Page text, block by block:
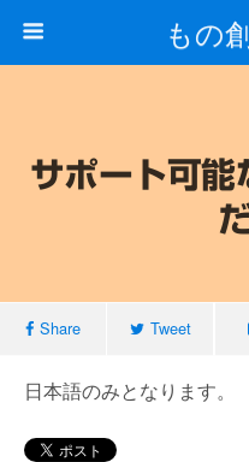
もの
サポート可能
Share Tweet
日本語のみとなります。